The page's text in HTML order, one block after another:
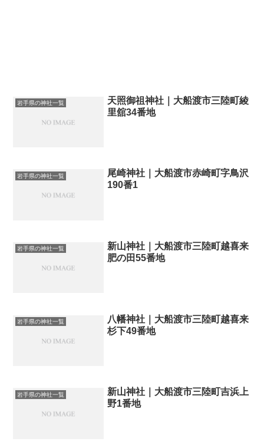
岩手県の神社一覧
天照御祖神社｜大船渡市三陸町綾
里舘34番地
岩手県の神社一覧
尾崎神社｜大船渡市赤崎町字鳥沢
190番1
岩手県の神社一覧
新山神社｜大船渡市三陸町越喜来
肥の田55番地
岩手県の神社一覧
八幡神社｜大船渡市三陸町越喜来
杉下49番地
岩手県の神社一覧
新山神社｜大船渡市三陸町吉浜上
野1番地